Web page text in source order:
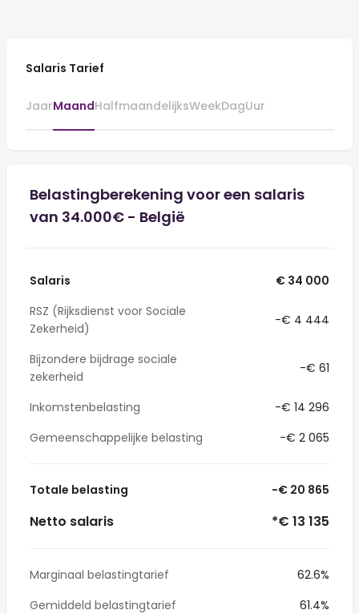
Salaris Tarief
JaarMaandHalfmaandelijksWeekDagUur
Belastingberekening voor een salaris
van 34.000€ - België
Salaris
€ 34 000
RSZ (Rijksdienst voor Sociale
Zekerheid)
-€ 4 444
Bijzondere bijdrage sociale
zekerheid
-€ 61
Inkomstenbelasting
-€ 14 296
Gemeenschappelijke belasting
-€ 2 065
Totale belasting -€ 20 865
Netto salaris *€ 13 135
Marginaal belastingtarief
62.6%
Gemiddeld belastingtarief
61.4%